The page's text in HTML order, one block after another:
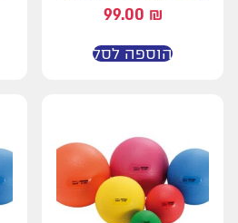
99.00 ₪
הוספה לסל